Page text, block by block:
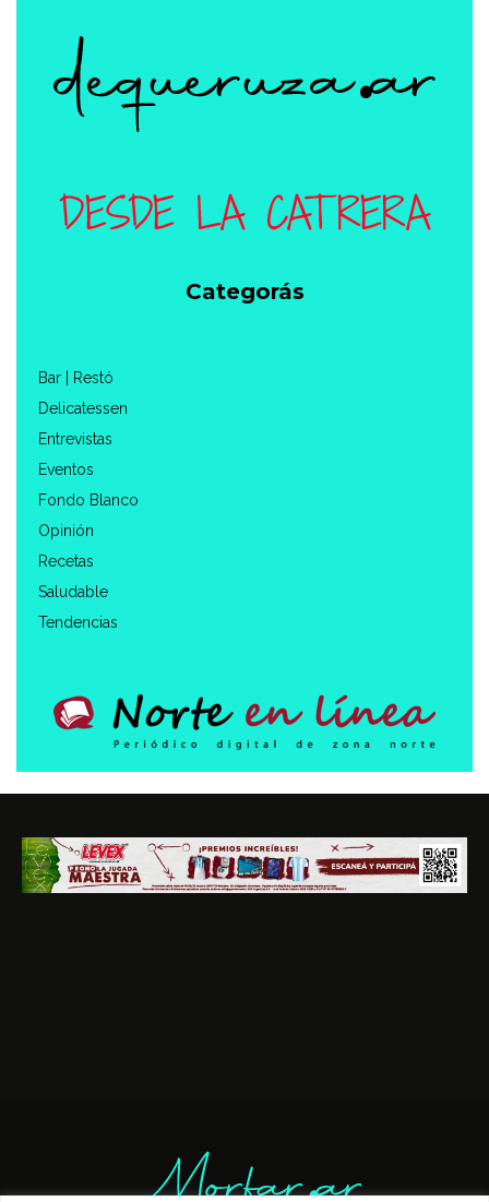
Categorás
Bar | Restó
Delicatessen
Entrevistas
Eventos
Fondo Blanco
Opinión
Recetas
Saludable
Tendencias